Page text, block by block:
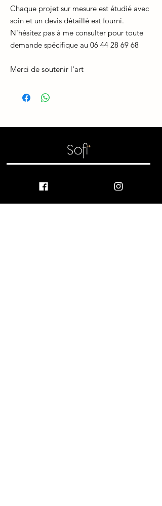
Chaque projet sur mesure est étudié avec
soin et un devis détaillé est fourni.
N'hésitez pas à me consulter pour toute
demande spécifique au 06 44 28 69 68
Merci de soutenir l'art
Montpellier
Nimes